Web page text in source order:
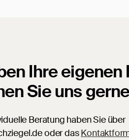
Ihre eigenen
Sie uns
Beratung haben Sie über
oder das